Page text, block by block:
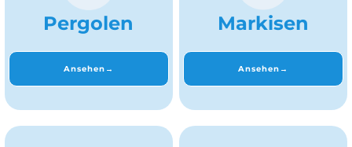
Pergolen
Ansehen→
Markisen
Ansehen→